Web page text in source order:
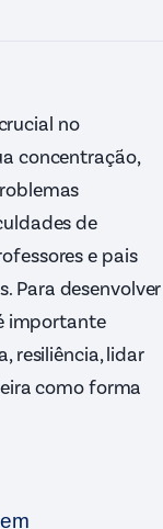
no
concentração,
de
e pais
Para desenvolver
importante
resiliência, lidar
como forma